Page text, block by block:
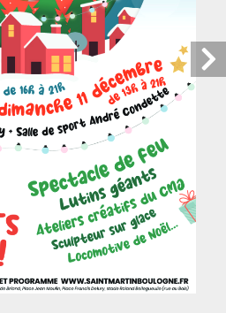
Mairie
de Saint-Omer -
Martin-Boulogne
21 32 84 84
à 11h (permanence Etat-Civil)
UTILES